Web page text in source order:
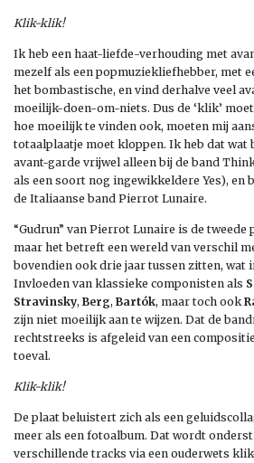
Klik-klik!
Ik heb een haat-liefde-verhouding met
mezelf als een popmuziekliefhebber, met
het bombastische, en vind derhalve veel
moeilijk-doen-om-niets. Dus de ‘klik’
hoe moeilijk te vinden ook, moeten mij
totaalplaatje moet kloppen. Ik heb dat wat
avant-garde vrijwel alleen bij de band
als een soort nog ingewikkeldere Yes), en
de Italiaanse band Pierrot Lunaire.
“Gudrun” van Pierrot Lunaire is de tweede
maar het betreft een wereld van verschil
bovendien ook drie jaar tussen zitten, wat
Invloeden van klassieke componisten als
Stravinsky, Berg, Bartók, maar toch ook
zijn niet moeilijk aan te wijzen. Dat de
rechtstreeks is afgeleid van een
toeval.
Klik-klik!
De plaat beluistert zich als een
meer als een fotoalbum. Dat wordt
verschillende tracks via een ouderwets